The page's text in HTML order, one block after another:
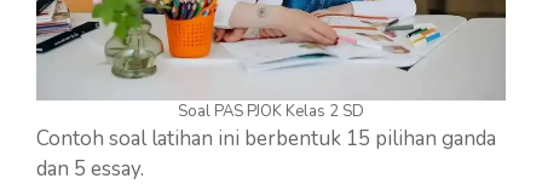
Soal PAS PJOK Kelas 2 SD
Contoh soal latihan ini berbentuk 15 pilihan ganda
dan 5 essay.